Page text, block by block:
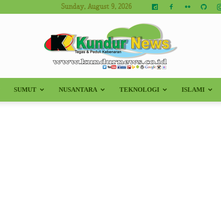
Sunday, August 9, 2026
Kundur
SUMUT NUSANTARA TEKNOLOGI ISLAMI